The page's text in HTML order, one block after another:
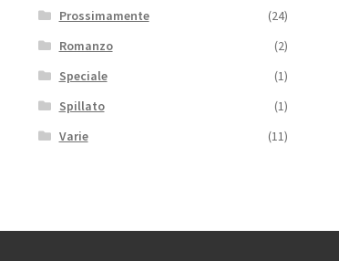
Prossimamente
(24)
Romanzo
(2)
Speciale
(1)
Spillato
(1)
Varie
(11)